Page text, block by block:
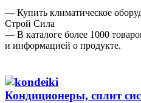
— Купить климатическое
Строй Сила
— В каталоге более 1000
и информацией о продукте.
Кондиционеры, сплит